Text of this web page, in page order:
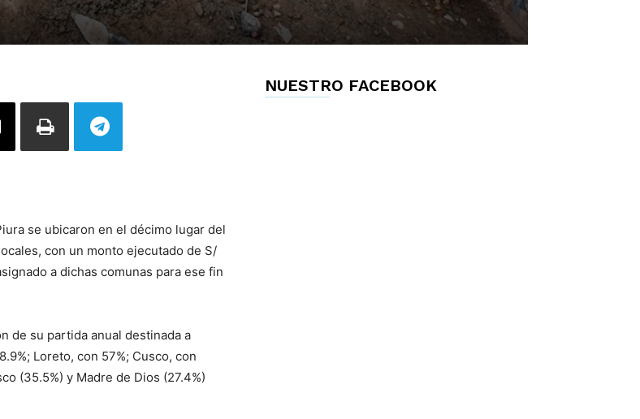
se ubicaron en el décimo lugar del
con un monto ejecutado de S/
a dichas comunas para ese fin
de su partida anual destinada a
Loreto, con 57%; Cusco, con
(35.5%) y Madre de Dios (27.4%)
NUESTRO FACEBOOK